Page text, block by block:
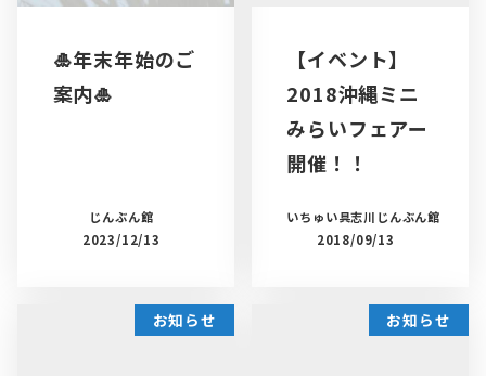
🎍年末年始のご
案内🎍
じんぶん館
2023/12/13
【イベント】
2018沖縄ミニ
みらいフェアー
開催！！
いちゅい具志川じんぶん館
2018/09/13
お知らせ お知らせ